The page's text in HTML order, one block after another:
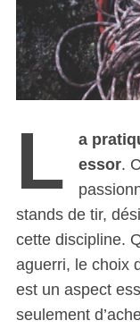
L
a
essor.
stands de tir,
cette discipline.
aguerri, le choix
est un aspect
seulement